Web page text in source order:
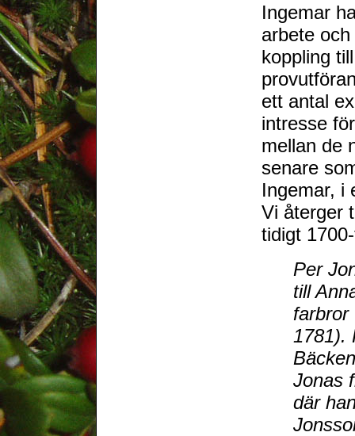
Ingemar
arbete
koppling
ett antal
intresse
mellan de
senare
Ingemar, i
Vi återger
tidigt
Per
till
farbror
1781).
Jonas
där